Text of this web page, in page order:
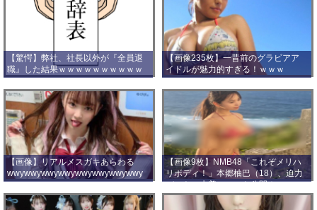
【驚愕】弊社、社長以外が『全員退
職』した結果ｗｗｗｗｗｗｗｗｗｗ
ｗｗｗ
【画像235枚】一昔前のグラビアア
イドルが魅力的すぎる！ｗｗｗ
【画像】リアルメスガキあらわる
wwywwywwywwywwywwywwywwy
wwy
【画像9枚】NMB48「これぞメリハ
リボディ！」本郷柚巴（18）、迫力
バストの水着ショット公開！